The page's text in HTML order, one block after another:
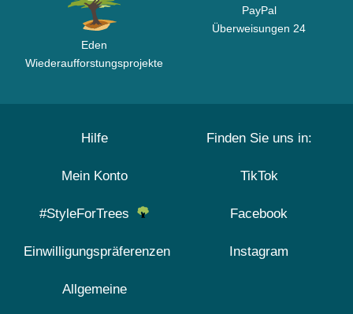
Eden
Wiederaufforstungsprojekte
PayPal
Überweisungen 24
Hilfe
Mein Konto
#StyleForTrees
Einwilligungspräferenzen
Allgemeine
Finden Sie uns in:
TikTok
Facebook
Instagram